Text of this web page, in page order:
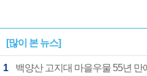
[많이 본 뉴스]
1 백양산 고지대 마을우물 55년 만